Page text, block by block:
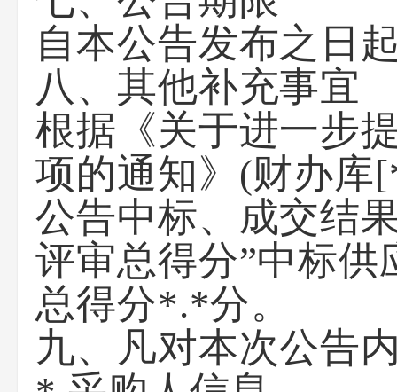
自本公告发布之日
八、其他补充事宜
根据《关于进一步
项的通知》(财办库
公告中标、成交结
评审总得分”中标
总得分*.*分。
九、凡对本次公告